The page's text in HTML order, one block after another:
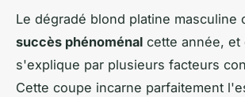
Le dégradé blond platine masculine
succès phénoménal cette année, et
s'explique par plusieurs facteurs
Cette coupe incarne parfaitement